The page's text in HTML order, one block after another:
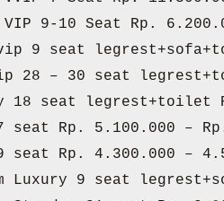
9-10 Seat Rp.
9 seat
28 – 30 seat
18 seat legrest+toilet
seat Rp. 5.100.000 –
seat Rp. 4.300.000 –
Luxury 9 seat